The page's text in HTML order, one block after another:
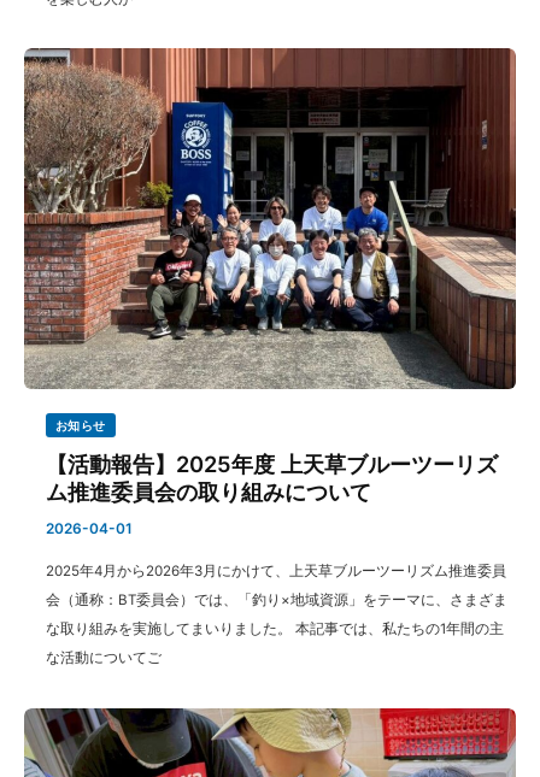
お知らせ
【活動報告】2025年度 上天草ブルーツーリズ
ム推進委員会の取り組みについて
2026-04-01
2025年4月から2026年3月にかけて、上天草ブルーツーリズム推進委員
会（通称：BT委員会）では、「釣り×地域資源」をテーマに、さまざま
な取り組みを実施してまいりました。 本記事では、私たちの1年間の主
な活動についてご